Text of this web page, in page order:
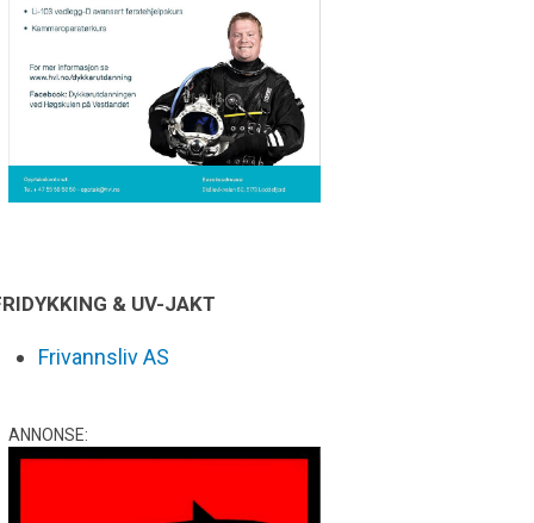
& UV-JAKT
Frivannsliv AS
ANNONSE: